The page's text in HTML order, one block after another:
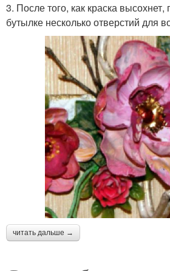
3. После того, как краска высохнет,
бутылке несколько отверстий для
читать дальше →